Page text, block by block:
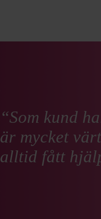
Som kund
är mycket
alltid fått